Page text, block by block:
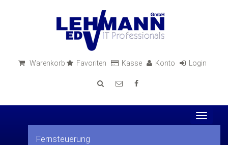
Warenkorb Favoriten Kasse Konto Login
Toggle
Fernsteuerung